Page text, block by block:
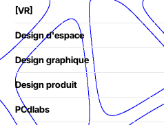
[VR]
Design d'espace
Design graphique
Design produit
PCdlabs